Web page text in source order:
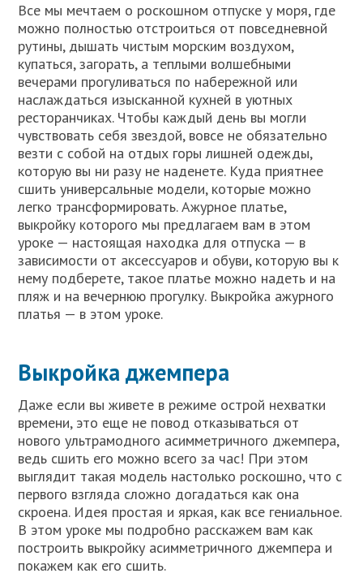
Все мы мечтаем о роскошном отпуске у моря, где
можно полностью отстроиться от повседневной
рутины, дышать чистым морским воздухом,
купаться, загорать, а теплыми волшебными
вечерами прогуливаться по набережной или
наслаждаться изысканной кухней в уютных
ресторанчиках. Чтобы каждый день вы могли
чувствовать себя звездой, вовсе не обязательно
везти с собой на отдых горы лишней одежды,
которую вы ни разу не наденете. Куда приятнее
сшить универсальные модели, которые можно
легко трансформировать. Ажурное платье,
выкройку которого мы предлагаем вам в этом
уроке — настоящая находка для отпуска — в
зависимости от аксессуаров и обуви, которую вы к
нему подберете, такое платье можно надеть и на
пляж и на вечернюю прогулку. Выкройка ажурного
платья — в этом уроке.
Выкройка джемпера
Даже если вы живете в режиме острой нехватки
времени, это еще не повод отказываться от
нового ультрамодного асимметричного джемпера,
ведь сшить его можно всего за час! При этом
выглядит такая модель настолько роскошно, что с
первого взгляда сложно догадаться как она
скроена. Идея простая и яркая, как все гениальное.
В этом уроке мы подробно расскажем вам как
построить выкройку асимметричного джемпера и
покажем как его сшить.